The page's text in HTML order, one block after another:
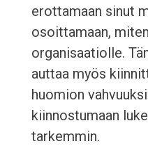
erottamaan sinut
osoittamaan,
organisaatiolle.
auttaa myös
huomion
kiinnostumaan
tarkemmin.